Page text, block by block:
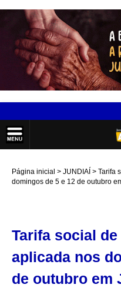
Página inicial JUNDIAÍ
Tarifa
domingos de 5 e 12 de outubro
Tarifa social de
aplicada nos
de outubro em